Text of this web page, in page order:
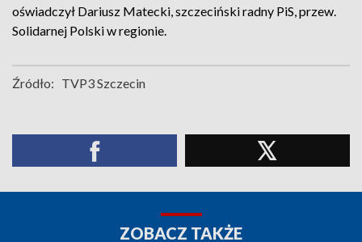
oświadczył Dariusz Matecki, szczeciński radny PiS, przew.
Solidarnej Polski w regionie.
Źródło: TVP3 Szczecin
ZOBACZ TAKŻE